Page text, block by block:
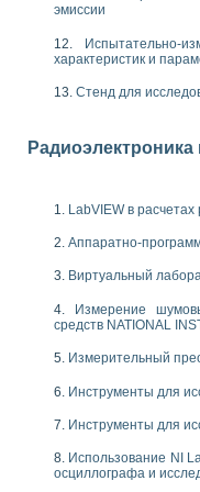
путем
процессом
среды специальной
с использованием
исследований на базе
переходных
швов на базе
эффективности систем
стенда по измерению
нелинейных
WORKBENCH-
«Цифровые
теории коммутации
для создания
эмиссии
Испытательно-
характеристик и
Стенд для
LabVIEW в
Аппаратно-
Виртуальный
Измерение
средств NATIONAL
Измерительный
Инструменты для
Инструменты для
Использование NI
осциллографа и